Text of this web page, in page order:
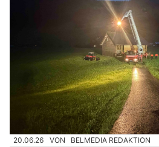
20.06.26 VON BELMEDIA REDAKTION